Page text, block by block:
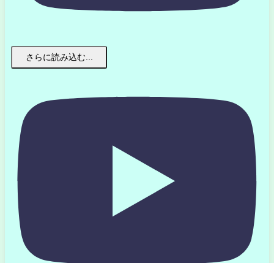
さらに読み込む...